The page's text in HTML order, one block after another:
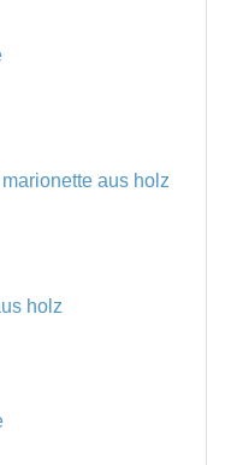
aus holz
holz